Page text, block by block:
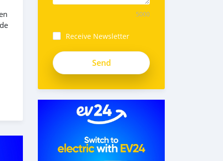
5000
Receive Newsletter